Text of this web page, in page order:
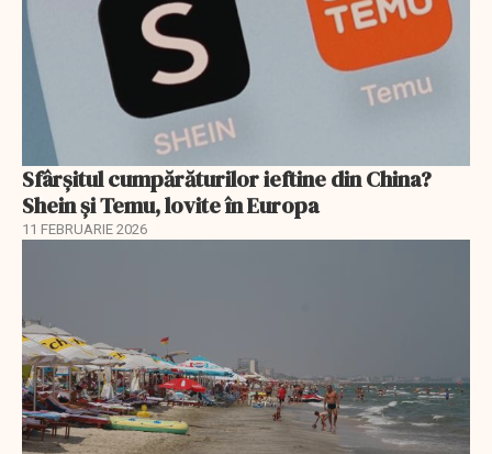
Sfârșitul cumpărăturilor ieftine din China?
Shein și Temu, lovite în Europa
11 FEBRUARIE 2026